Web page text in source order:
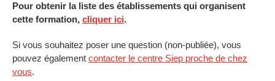
Pour obtenir la liste des établissements qui organisent
cette formation, cliquer ici.
Si vous souhaitez poser une question (non-publiée), vous
pouvez également contacter le centre Siep proche de chez
vous.